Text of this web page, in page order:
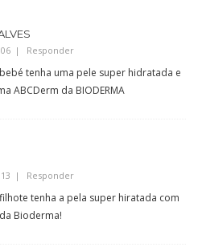
Responder
tenha uma pele super hidratada e
ABCDerm da BIODERMA
Responder
tenha a pela super hiratada com
Bioderma!